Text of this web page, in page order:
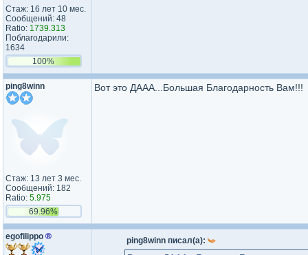
Стаж: 16 лет 10 мес.
Сообщений: 48
Ratio: 1739.313
Поблагодарили:
1634
100%
ping8winn
Стаж: 13 лет 3 мес.
Сообщений: 182
Ratio: 5.975
69.96%
Вот это ДААА...Большая Благодарность Вам!!!
egofilippo ® ping8winn писал(а):